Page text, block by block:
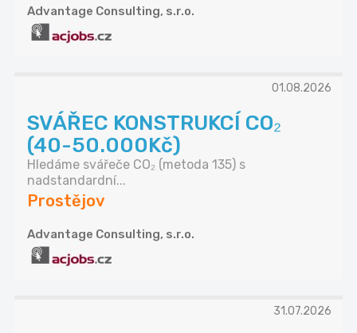
Advantage Consulting, s.r.o.
01.08.2026
SVÁŘEC KONSTRUKCÍ CO₂
(40-50.000Kč)
Hledáme svářeče CO₂ (metoda 135) s
nadstandardní...
Prostějov
Advantage Consulting, s.r.o.
31.07.2026